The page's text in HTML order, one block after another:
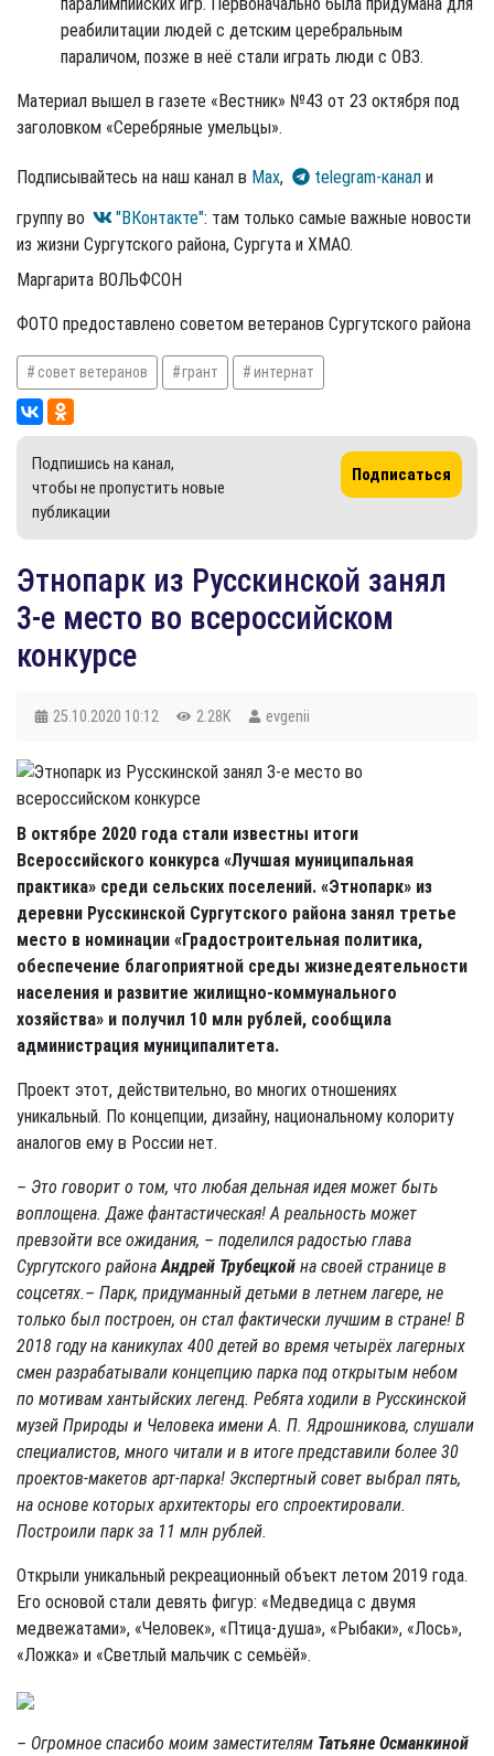
реабилитации людей с детским церебральным
параличом, позже в неё стали играть люди с ОВЗ.
Материал вышел в газете «Вестник» №43 от 23 октября под
заголовком «Серебряные умельцы».
Подписывайтесь на наш канал в Max, telegram-канал и
группу во
"ВКонтакте": там только самые важные новости
из жизни Сургутского района, Сургута и ХМАО.
Маргарита ВОЛЬФСОН
ФОТО предоставлено советом ветеранов Сургутского района
совет ветеранов грант интернат
Подпишись на канал,
чтобы не пропустить новые
публикации
Подписаться
Этнопарк из Русскинской занял
3-е место во всероссийском
конкурсе
25.10.2020 10:12 2.28K evgenii
В октябре 2020 года стали известны итоги
Всероссийского конкурса «Лучшая муниципальная
практика» среди сельских поселений. «Этнопарк» из
деревни Русскинской Сургутского района занял третье
место в номинации «Градостроительная политика,
обеспечение благоприятной среды жизнедеятельности
населения и развитие жилищно-коммунального
хозяйства» и получил 10 млн рублей, сообщила
администрация муниципалитета.
Проект этот, действительно, во многих отношениях
уникальный. По концепции, дизайну, национальному колориту
аналогов ему в России нет.
– Это говорит о том, что любая дельная идея может быть
воплощена. Даже фантастическая! А реальность может
превзойти все ожидания, – поделился радостью глава
Сургутского района Андрей Трубецкой на своей странице в
соцсетях.– Парк, придуманный детьми в летнем лагере, не
только был построен, он стал фактически лучшим в стране! В
2018 году на каникулах 400 детей во время четырёх лагерных
смен разрабатывали концепцию парка под открытым небом
по мотивам хантыйских легенд. Ребята ходили в Русскинской
музей Природы и Человека имени А. П. Ядрошникова, слушали
специалистов, много читали и в итоге представили более 30
проектов-макетов арт-парка! Экспертный совет выбрал пять,
на основе которых архитекторы его спроектировали.
Построили парк за 11 млн рублей.
Открыли уникальный рекреационный объект летом 2019 года.
Его основой стали девять фигур: «Медведица с двумя
медвежатами», «Человек», «Птица-душа», «Рыбаки», «Лось»,
«Ложка» и «Светлый мальчик с семьёй».
– Огромное спасибо моим заместителям Татьяне Османкиной